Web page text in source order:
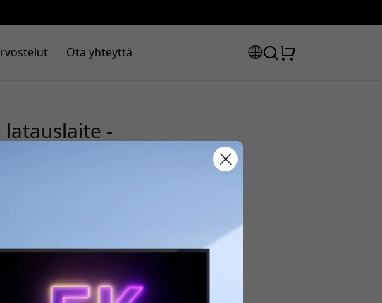
Ota yhteyttä
-